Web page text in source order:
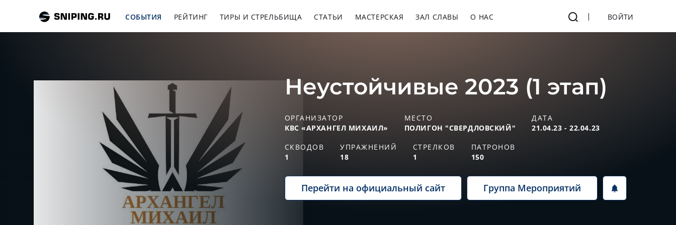
СОБЫТИЯ РЕЙТИНГ ТИРЫ И СТРЕЛЬБИЩА СТАТЬИ МАСТЕРСКАЯ ЗАЛ СЛАВЫ О НАС ВОЙТИ
Неустойчивые 2023 (1 этап)
ОРГАНИЗАТОР
КВС «АРХАНГЕЛ МИХАИЛ»
МЕСТО
ПОЛИГОН "СВЕРДЛОВСКИЙ"
ДАТА
21.04.23 - 22.04.23
СКВОДОВ
1
УПРАЖНЕНИЙ
18
СТРЕЛКОВ
1
ПАТРОНОВ
150
Перейти на официальный сайт Группа Мероприятий